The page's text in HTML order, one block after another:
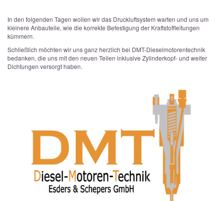
In den folgenden Tagen wollen wir das Druckluftsystem warten und uns um
kleinere Anbauteile, wie die korrekte Befestigung der Kraftstoffleitungen
kümmern.
Schließlich möchten wir uns ganz herzlich bei DMT-Dieselmotorentechnik
bedanken, die uns mit den neuen Teilen inklusive Zylinderkopf- und weiter
Dichtungen versorgt haben.